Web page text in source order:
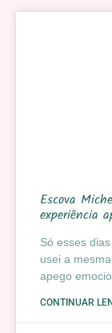
Escova
experiência
Só esses
usei a
apego
CONTINUAR